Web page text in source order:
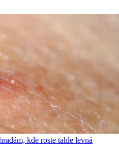
kde roste tahle levná